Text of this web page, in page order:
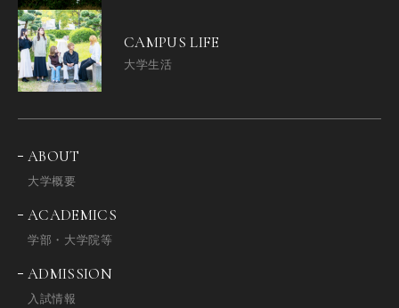
CAMPUS LIFE
大学生活
ABOUT
大学概要
ACADEMICS
学部・大学院等
ADMISSION
入試情報